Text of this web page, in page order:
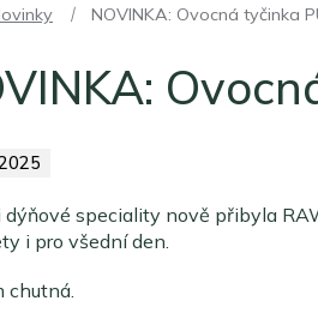
NOVINKA: Ovocná tyčinka
dýňové speciality nově přibyla
i pro všední den.
chutná.